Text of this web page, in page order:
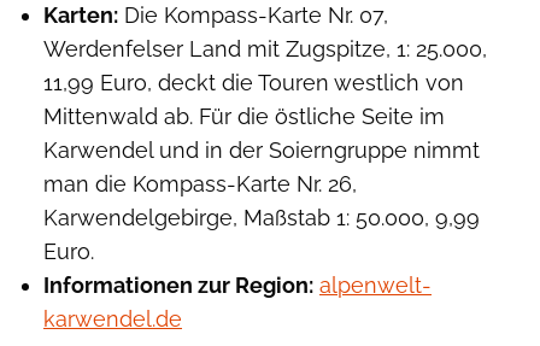
Karten: Die Kompass-Karte Nr. 07,
Werdenfelser Land mit Zugspitze, 1: 25.000,
11,99 Euro, deckt die Touren westlich von
Mittenwald ab. Für die östliche Seite im
Karwendel und in der Soierngruppe nimmt
man die Kompass-Karte Nr. 26,
Karwendelgebirge, Maßstab 1: 50.000, 9,99
Euro.
Informationen zur Region: alpenwelt-
karwendel.de